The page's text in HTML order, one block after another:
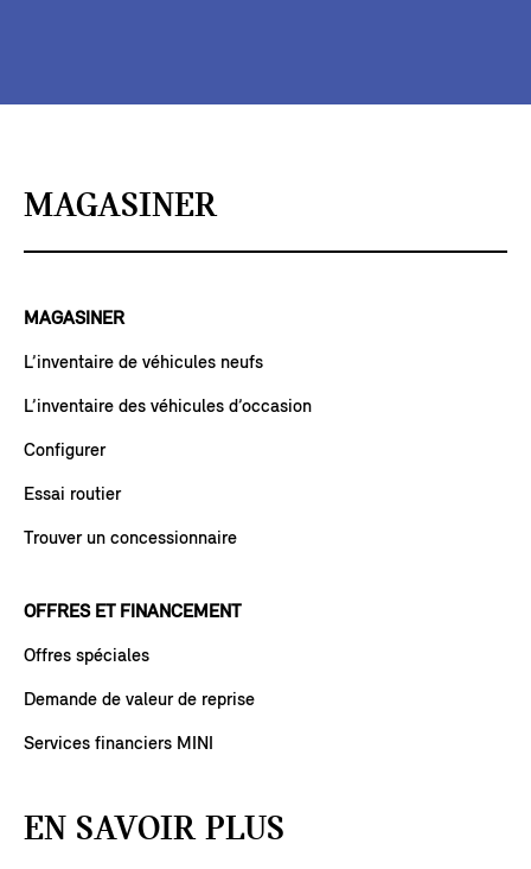
MAGASINER
MAGASINER
L’inventaire de véhicules neufs
L’inventaire des véhicules d’occasion
Configurer
Essai routier
Trouver un concessionnaire
OFFRES ET FINANCEMENT
Offres spéciales
Demande de valeur de reprise
Services financiers MINI
EN SAVOIR PLUS